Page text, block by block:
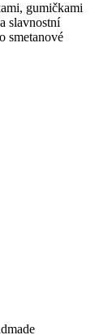
gumičkami
slavnostní
smetanové